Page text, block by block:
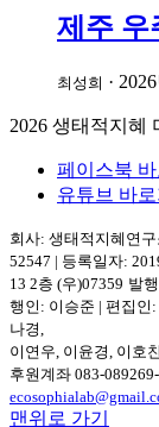
제주 우
최성희 ·
2026 생태적지혜
페이스북 바
유튜브 바로
회사: 생태적지혜연
52547 | 등록일자:
13 2층 (우)07359 발
행인: 이승준 | 편집인
나경,
이연우, 이윤경, 이호
후원계좌 083-
맨위로 가기